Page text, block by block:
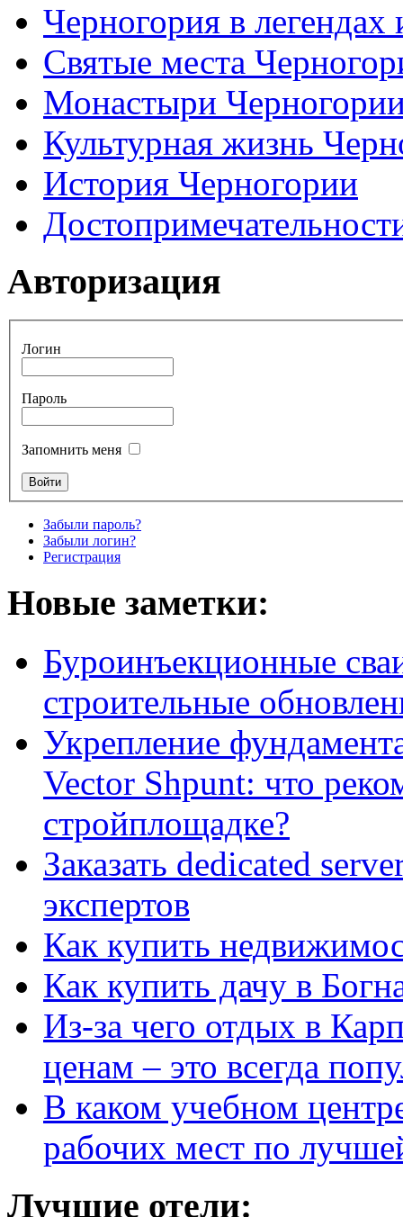
Черногория в легендах
Святые места
Монастыри
Культурная жизнь
История Черногории
Авторизация
Логин
Пароль
Запомнить меня
Забыли пароль?
Забыли логин?
Регистрация
Новые заметки:
Буроинъекционные
строительные
Укрепление
Vector Shpunt: что
стройплощадке?
Заказать dedicated
экспертов
Как купить
Как купить дачу в
Из-за чего отдых в
ценам – это всегда
В каком учебном
рабочих мест по
Лучшие отели: